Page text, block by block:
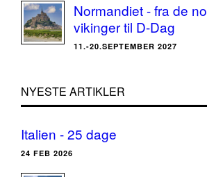
Normandiet - fra de
vikinger til D-Dag
11.-20.SEPTEMBER 2027
NYESTE ARTIKLER
Italien - 25 dage
24 FEB 2026